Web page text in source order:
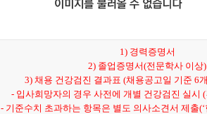
1) 경력증명서
2) 졸업증명서(전문학사 이상)
3) 채용 건강검진 결과표 (채용공고일 기준 6
- 입사희망자의 경우 사전에 개별 건강검진 실시
- 기준수치 초과하는 항목은 별도 의사소견서 제출